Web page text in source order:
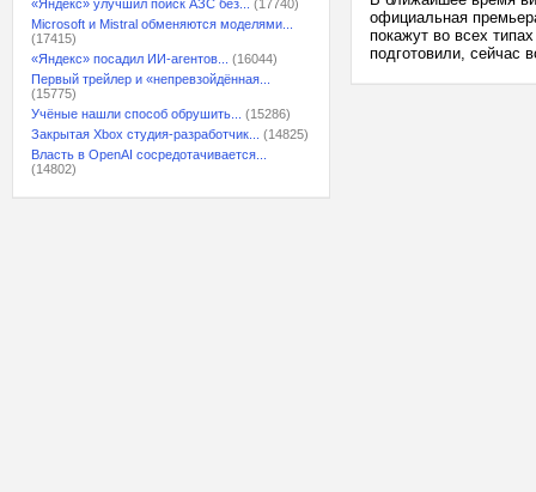
«Яндекс» улучшил поиск АЗС без...
(17740)
Microsoft и Mistral обменяются моделями...
(17415)
«Яндекс» посадил ИИ-агентов...
(16044)
Первый трейлер и «непревзойдённая...
(15775)
Учёные нашли способ обрушить...
(15286)
Закрытая Xbox студия-разработчик...
(14825)
Власть в OpenAI сосредотачивается...
(14802)
официальная
покажут во всех
подготовили, сейчас